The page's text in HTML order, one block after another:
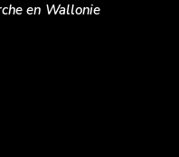
en Wallonie